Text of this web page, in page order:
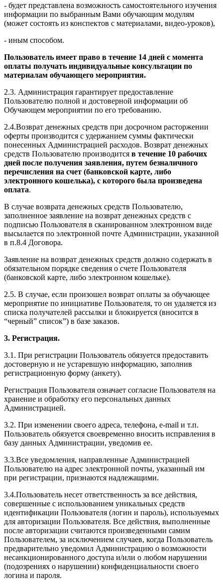
- будет представлена возможность самостоятельного изучения
информации по выбранным Вами обучающим модулям
(может состоять из конспектов с материалами, видео-уроков),
- иным способом.
Пользователь имеет право в течение 14 дней с момента
оплаты получать индивидуальные консультации по
материалам обучающего мероприятия.
2.3. Администрация гарантирует предоставление
Пользователю полной и достоверной информации об
Обучающем мероприятии по его требованию.
2.4.Возврат денежных средств при досрочном расторжении
оферты производится с удержанием суммы фактически
понесенных Администрацией расходов. Возврат денежных
средств Пользователю производится в течение 10 рабочих
дней после получения заявления, путем безналичного
перечисления на счет (банковской карте, либо
электронного кошелька), с которого была произведена
оплата.
В случае возврата денежных средств Пользователю,
заполненное заявление на возврат денежных средств с
подписью Пользователя в сканированном электронном виде
высылается по электронной почте Администрации, указанной
в п.8.4 Договора.
Заявление на возврат денежных средств должно содержать в
обязательном порядке сведения о счете Пользователя
(банковской карте, либо электронном кошельке).
2.5. В случае, если произошел возврат оплаты за обучающее
мероприятие по инициативе Пользователя, то он удаляется из
списка получателей рассылки и блокируется (вносится в
“черный” список”) в базе заказов.
3. Регистрация.
3.1. При регистрации Пользователь обязуется предоставить
достоверную и не устаревшую информацию, заполнив
регистрационную форму (анкету).
Регистрация Пользователя означает согласие Пользователя на
хранение и обработку его персональных данных
Администрацией.
3.2. При изменении своего адреса, телефона, e-mail и т.п.
Пользователь обязуется своевременно вносить исправления в
базу данных Администрации, уведомив ее.
3.3.Все уведомления, направленные Администрацией
Пользователю на адрес электронной почты, указанный им
при регистрации, признаются надлежащими.
3.4.Пользователь несет ответственность за все действия,
совершенные с использованием уникальных средств
идентификации Пользователя (логин и пароль), используемых
для авторизации Пользователя. Все действия, выполненные
после авторизации считаются произведенными самим
Пользователем, за исключением случаев, когда Пользователь
предварительно уведомил Администрацию о возможности
несанкционированного доступа и/или о любом нарушении
(подозрениях о нарушении) конфиденциальности своего
логина и пароля.